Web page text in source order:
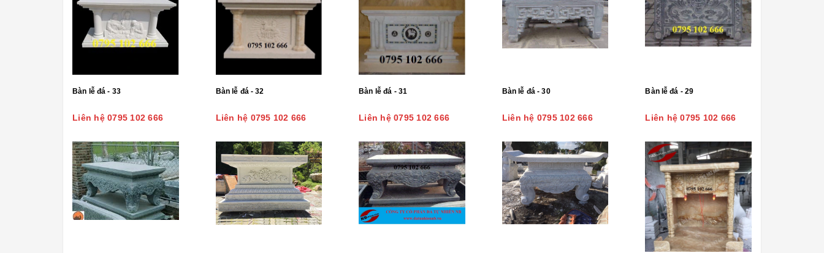
Bàn lễ đá - 33
Liên hệ 0795 102 666
Bàn lễ đá - 32
Liên hệ 0795 102 666
Bàn lễ đá - 31
Liên hệ 0795 102 666
Bàn lễ đá - 30
Liên hệ 0795 102 666
Bàn lễ đá - 29
Liên hệ 0795 102 666